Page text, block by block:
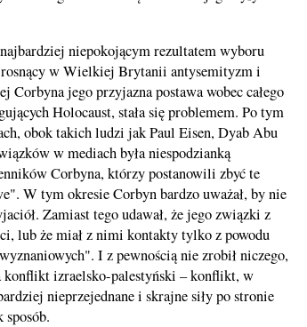
niepokojącym rezultatem wyboru
rosnący w Wielkiej Brytanii antysemityzm i
jego przyjazna postawa wobec całego
Holocaust, stała się problemem. Po tym
obok takich ludzi jak Paul Eisen, Dyab Abu
w mediach była niespodzianką
Corbyna, którzy postanowili zbyć te
W tym okresie Corbyn bardzo uważał, by nie
Zamiast tego udawał, że jego związki z
lub że miał z nimi kontakty tylko z powodu
I z pewnością nie zrobił niczego,
konflikt izraelsko-palestyński – konflikt, w
nieprzejednane i skrajne siły po stronie